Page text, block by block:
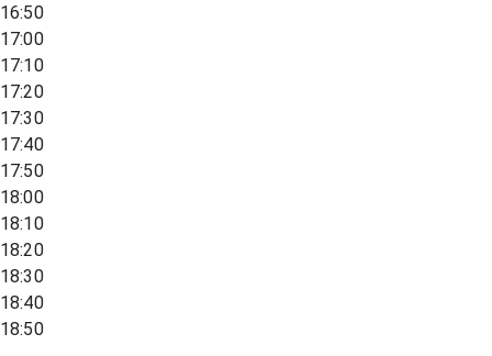
16:50
17:00
17:10
17:20
17:30
17:40
17:50
18:00
18:10
18:20
18:30
18:40
18:50